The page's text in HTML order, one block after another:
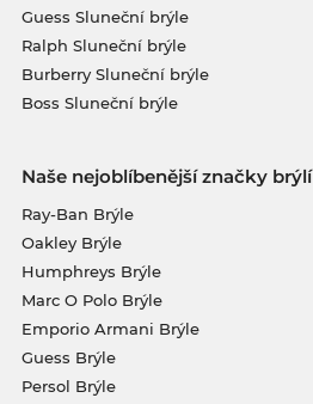
Guess Sluneční brýle
Ralph Sluneční brýle
Burberry Sluneční brýle
Boss Sluneční brýle
Naše nejoblíbenější značky brýlí
Ray-Ban Brýle
Oakley Brýle
Humphreys Brýle
Marc O Polo Brýle
Emporio Armani Brýle
Guess Brýle
Persol Brýle